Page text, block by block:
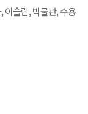
이슬람, 박물관, 수용